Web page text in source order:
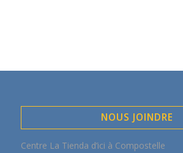
NOUS JOINDRE
Centre La Tienda d’ici à Compostelle